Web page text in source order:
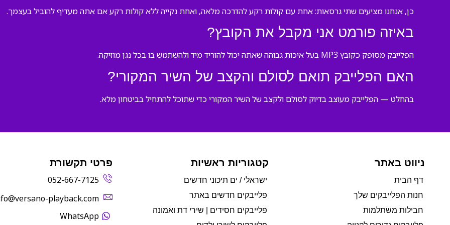
כן, אנחנו מציעים שתי גרסאות: אחת עם קולות רקע להדרכה מלאה, ואחת נקייה ללא קולות רקע אם אתה מעדיף להוביל בעצמך.
באיזה פורמט אני מקבל את הקובץ?
הפלייבק מסופק כקובץ MP3 בעל איכות גבוהה שאתה יכול להוריד מיד ולהשתמש בו בכל נגן מוזיקה.
האם הפלייבק תואם לסולם והקצב של השיר המקורי?
בהחלט — הפלייבק מעוצב בדיוק לסולם ולקצב של השיר המקורי כדי שתוכל להתחיל בביטחון מלא.
ניווט באתר
דף הבית
חנות הפלייבקים שלך
חבילות משתלמות
קטגוריות ראשיות
ישראלי / ים תיכוני חדשים
פלייבקים חדשים באתר
פלייבקים חסידים | שירי דת ואמונה
פרטי תקשורת
052-667-7125
playback.com‬
WhatsApp